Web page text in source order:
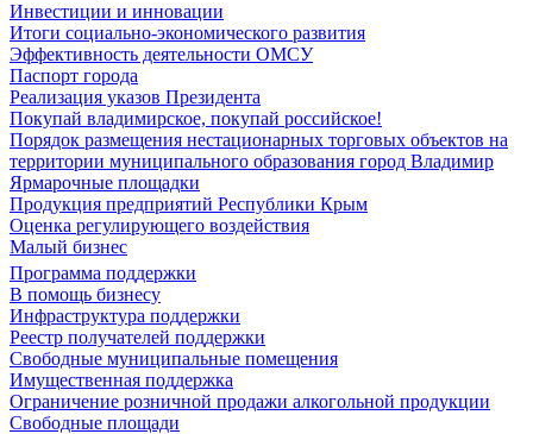
Инвестиции и инновации
Итоги социально-экономического развития
Эффективность деятельности ОМСУ
Паспорт города
Реализация указов Президента
Покупай владимирское, покупай российское!
Порядок размещения нестационарных торговых объектов на
территории муниципального образования город Владимир
Ярмарочные площадки
Продукция предприятий Республики Крым
Оценка регулирующего воздействия
Малый бизнес
Программа поддержки
В помощь бизнесу
Инфраструктура поддержки
Реестр получателей поддержки
Свободные муниципальные помещения
Имущественная поддержка
Ограничение розничной продажи алкогольной продукции
Свободные площади